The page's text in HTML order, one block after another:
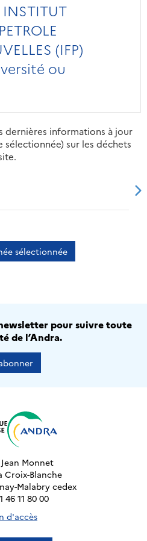
INSTITUT
(IFP)
ou
dernières informations à jour
sélectionnée) sur les déchets
sélectionnée
pour suivre toute
de l’Andra.
Jean Monnet
Croix-Blanche
Malabry cedex
46 11 80 00
d'accès